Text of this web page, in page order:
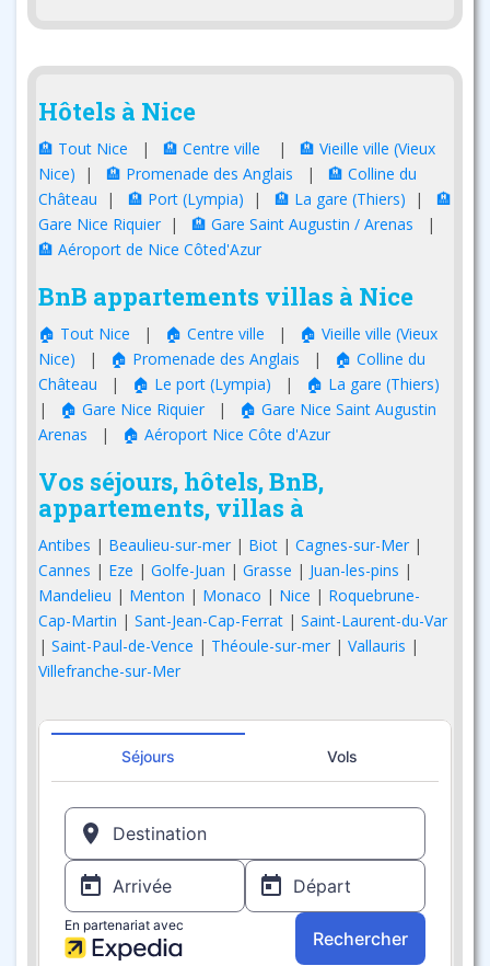
Hôtels à Nice
🏨 Tout Nice | 🏨 Centre ville | 🏨 Vieille ville (Vieux
Nice) | 🏨 Promenade des Anglais | 🏨 Colline du
Château | 🏨 Port (Lympia) | 🏨 La gare (Thiers) | 🏨
Gare Nice Riquier | 🏨 Gare Saint Augustin / Arenas |
🏨 Aéroport de Nice Côted'Azur
BnB appartements villas à Nice
🏠 Tout Nice | 🏠 Centre ville |
🏠 Vieille ville (Vieux
Nice) | 🏠 Promenade des Anglais |
🏠 Colline du
Château | 🏠 Le port (Lympia) |
🏠 La gare (Thiers)
|
🏠 Gare Nice Riquier |
🏠 Gare Nice Saint Augustin
Arenas | 🏠 Aéroport Nice Côte d'Azur
Vos séjours, hôtels, BnB,
appartements, villas à
Antibes | Beaulieu-sur-mer | Biot | Cagnes-sur-Mer |
Cannes | Eze | Golfe-Juan | Grasse | Juan-les-pins |
Mandelieu | Menton | Monaco | Nice | Roquebrune-
Cap-Martin | Sant-Jean-Cap-Ferrat | Saint-Laurent-du-Var
| Saint-Paul-de-Vence | Théoule-sur-mer | Vallauris |
Villefranche-sur-Mer